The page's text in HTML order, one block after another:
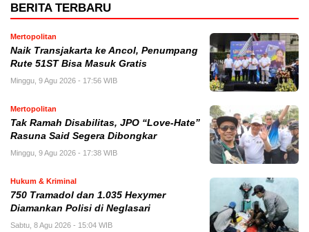
BERITA TERBARU
Mertopolitan
Naik Transjakarta ke Ancol, Penumpang
Rute 51ST Bisa Masuk Gratis
Minggu, 9 Agu 2026 - 17:56 WIB
Mertopolitan
Tak Ramah Disabilitas, JPO “Love-Hate”
Rasuna Said Segera Dibongkar
Minggu, 9 Agu 2026 - 17:38 WIB
Hukum & Kriminal
750 Tramadol dan 1.035 Hexymer
Diamankan Polisi di Neglasari
Sabtu, 8 Agu 2026 - 15:04 WIB